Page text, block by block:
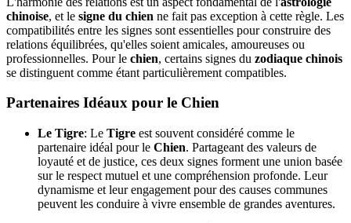
chinoise, et le signe du chien ne fait pas exception à cette règle. Les
compatibilités entre les signes sont essentielles pour construire des
relations équilibrées, qu'elles soient amicales, amoureuses ou
professionnelles. Pour le chien, certains signes du zodiaque chinois
se distinguent comme étant particulièrement compatibles.
Partenaires Idéaux pour le Chien
Le Tigre: Le Tigre est souvent considéré comme le
partenaire idéal pour le Chien. Partageant des valeurs de
loyauté et de justice, ces deux signes forment une union basée
sur le respect mutuel et une compréhension profonde. Leur
dynamisme et leur engagement pour des causes communes
peuvent les conduire à vivre ensemble de grandes aventures.